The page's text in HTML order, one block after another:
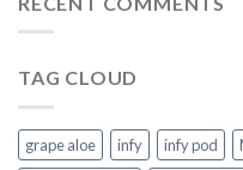
ตอบ
นิยม
ใหม่
TAG CLOUD
grape aloe infy infy pod